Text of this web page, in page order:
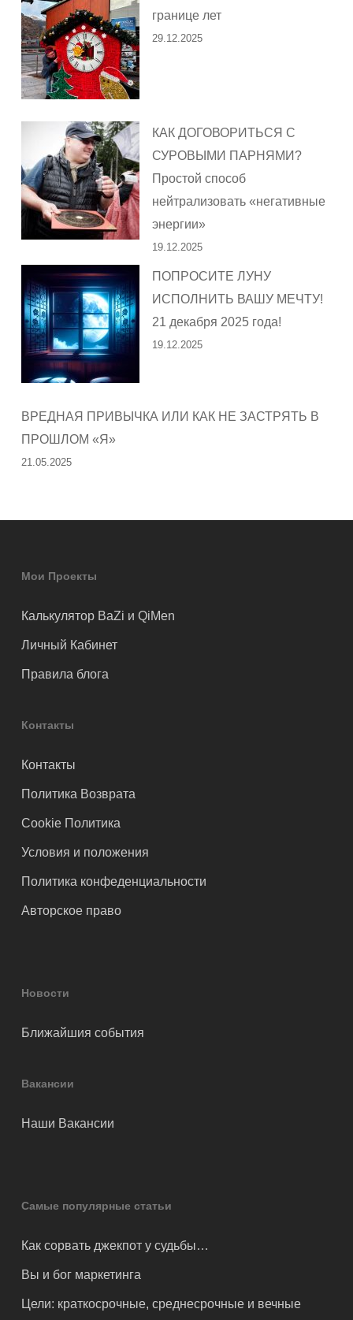
границе лет
29.12.2025
КАК ДОГОВОРИТЬСЯ С
СУРОВЫМИ ПАРНЯМИ?
Простой способ
нейтрализовать «негативные
энергии»
19.12.2025
ПОПРОСИТЕ ЛУНУ
ИСПОЛНИТЬ ВАШУ МЕЧТУ!
21 декабря 2025 года!
19.12.2025
ВРЕДНАЯ ПРИВЫЧКА ИЛИ КАК НЕ ЗАСТРЯТЬ В
ПРОШЛОМ «Я»
21.05.2025
Мои Проекты
Калькулятор BaZi и QiMen
Личный Кабинет
Правила блога
Контакты
Контакты
Политика Возврата
Cookie Политика
Условия и положения
Политика конфеденциальности
Авторское право
Новости
Ближайшия события
Вакансии
Наши Вакансии
Самые популярные статьи
Как сорвать джекпот у судьбы…
Вы и бог маркетинга
Цели: краткосрочные, среднесрочные и вечные